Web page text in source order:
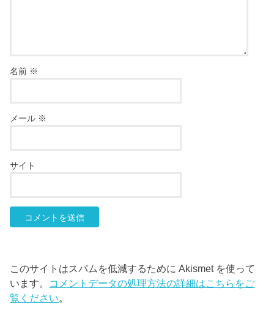
名前 ※
メール ※
サイト
このサイトはスパムを低減するために Akismet を使って
います。 コメントデータの処理方法の詳細はこちらをご
覧ください。